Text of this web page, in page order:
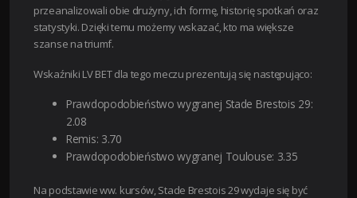
przeanalizowali obie drużyny, ich formę, historię spotkań oraz
statystyki. Dzięki temu możemy wskazać, kto ma większe
szanse na triumf.
Wskaźniki LV BET dla tego meczu prezentują się następująco:
Prawdopodobieństwo wygranej Stade Brestois 29:
2.08
Remis: 3.70
Prawdopodobieństwo wygranej Toulouse: 3.35
Na podstawie ww. kursów, Stade Brestois 29 wydaje się być